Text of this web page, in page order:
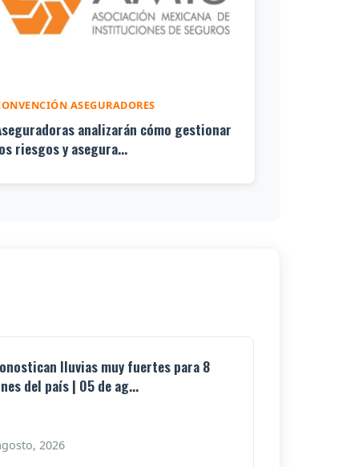
ASEGURADORES
analizarán cómo gestionar
riesgos y asegura...
lluvias muy fuertes para 8
del país | 05 de ag...
2026